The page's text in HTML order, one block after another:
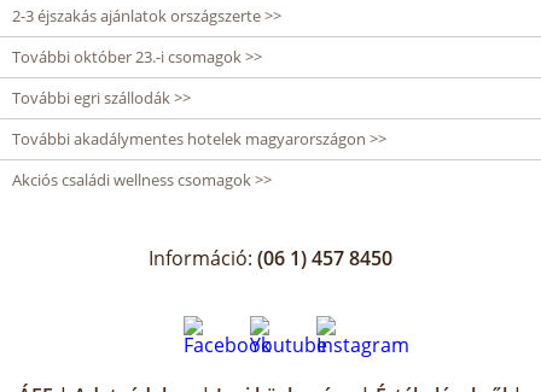
2-3 éjszakás ajánlatok országszerte >>
További október 23.-i csomagok >>
További egri szállodák >>
További akadálymentes hotelek magyarországon >>
Akciós családi wellness csomagok >>
Információ: (06 1) 457 8450